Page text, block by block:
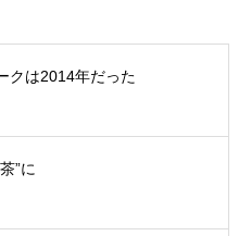
クは2014年だった
”に